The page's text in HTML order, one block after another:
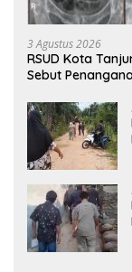
3 Agustus 2026
RSUD Kota
Sebut